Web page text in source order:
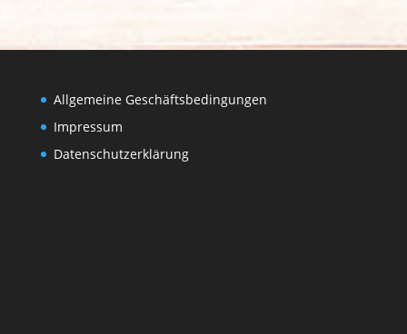
Allgemeine Geschäftsbedingungen
Impressum
Datenschutzerklärung